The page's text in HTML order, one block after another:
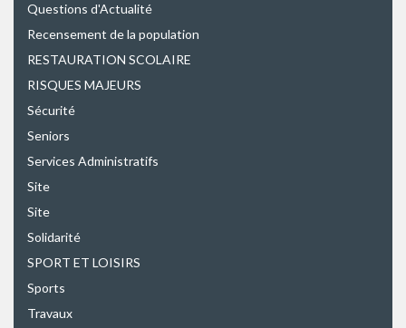
Questions d'Actualité
Recensement de la population
RESTAURATION SCOLAIRE
RISQUES MAJEURS
Sécurité
Seniors
Services Administratifs
Site
Site
Solidarité
SPORT ET LOISIRS
Sports
Travaux